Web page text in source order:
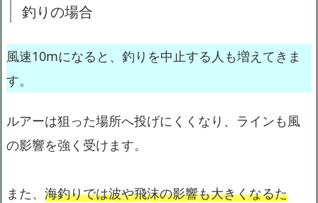
釣りの場合
風速10mになると、釣りを中止する人も増えてきま
す。
ルアーは狙った場所へ投げにくくなり、ラインも風
の影響を強く受けます。
また、 海釣りでは波や飛沫の影響も大きくなるた